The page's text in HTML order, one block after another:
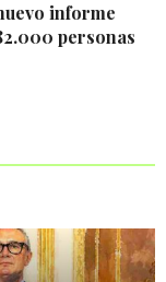
informe
personas